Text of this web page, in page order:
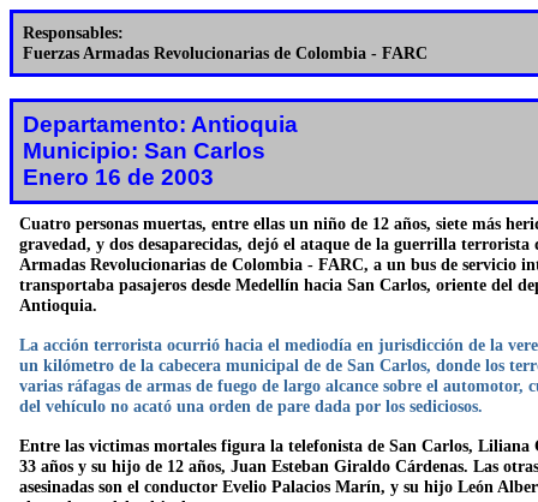
Responsables:
Fuerzas Armadas Revolucionarias de Colombia - FARC
Departamento: Antioquia
Municipio: San Carlos
Enero 16 de 2003
Cuatro personas muertas, entre ellas un niño de 12 años, siete más
gravedad, y dos desaparecidas, dejó el ataque de la guerrilla terrorista
Armadas Revolucionarias de Colombia - FARC, a un bus de servicio
transportaba pasajeros desde Medellín hacia San Carlos, oriente del
Antioquia.
La acción terrorista ocurrió hacia el mediodía en jurisdicción de la
un kilómetro de la cabecera municipal de de San Carlos, donde los
varias ráfagas de armas de fuego de largo alcance sobre el automotor,
del vehículo no acató una orden de pare dada por los sediciosos.
Entre las victimas mortales figura la telefonista de San Carlos, Liliana
33 años y su hijo de 12 años, Juan Esteban Giraldo Cárdenas. Las
asesinadas son el conductor Evelio Palacios Marín, y su hijo León